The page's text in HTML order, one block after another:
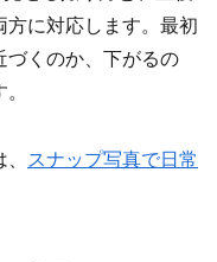
方に対応します。最初
づくのか、下がるの
スナップ写真で日常